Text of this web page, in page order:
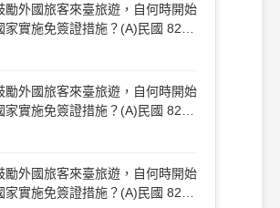
勵外國旅客來臺旅遊，自何時開始
家實施免簽證措施？(A)民國 82
日 (B)民國 83 年 1 月 1 日(C)民
勵外國旅客來臺旅遊，自何時開始
家實施免簽證措施？(A)民國 82
日 (B)民國 83 年 1 月 1 日(C)民
勵外國旅客來臺旅遊，自何時開始
家實施免簽證措施？(A)民國 82